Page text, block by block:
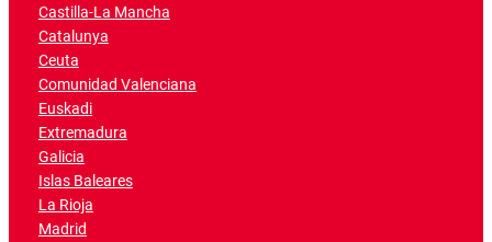
Castilla-La Mancha
Catalunya
Ceuta
Comunidad Valenciana
Euskadi
Extremadura
Galicia
Islas Baleares
La Rioja
Madrid